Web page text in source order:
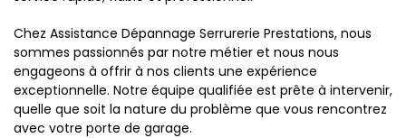
Chez Assistance Dépannage Serrurerie Prestations, nous
sommes passionnés par notre métier et nous nous
engageons à offrir à nos clients une expérience
exceptionnelle. Notre équipe qualifiée est prête à intervenir,
quelle que soit la nature du problème que vous rencontrez
avec votre porte de garage.